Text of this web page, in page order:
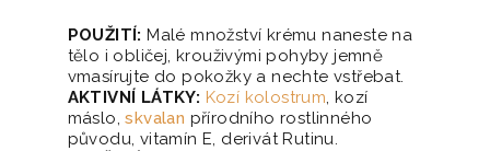
POUŽITÍ:Malé množství krému naneste na
tělo i obličej, krouživými pohyby jemně
vmasírujte do pokožky a nechte vstřebat.
AKTIVNÍ LÁTKY: Kozí kolostrum, kozí
máslo,skvalan přírodního rostlinného
původu, vitamín E, derivát Rutinu.